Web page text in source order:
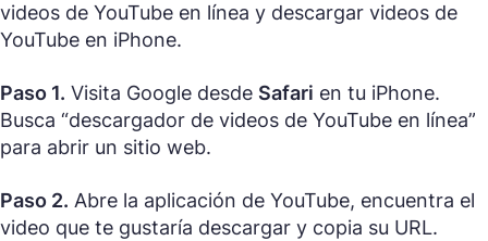
videos de YouTube en línea y descargar videos de
YouTube en iPhone.
Paso 1. Visita Google desde Safari en tu iPhone.
Busca “descargador de videos de YouTube en línea”
para abrir un sitio web.
Paso 2. Abre la aplicación de YouTube, encuentra el
video que te gustaría descargar y copia su URL.